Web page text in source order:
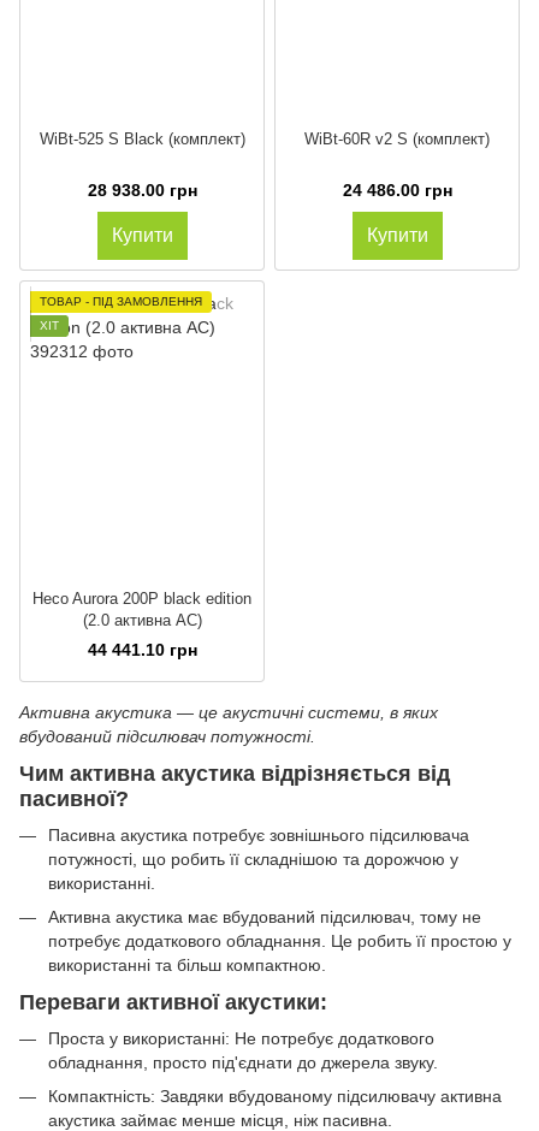
WiBt-525 S Black (комплект)
28 938.00 грн
Купити
WiBt-60R v2 S (комплект)
24 486.00 грн
Купити
ТОВАР - ПІД ЗАМОВЛЕННЯ
ХІТ
Heco Aurora 200P black edition
(2.0 активна АС)
44 441.10 грн
Активна акустика — це акустичні системи, в яких
вбудований підсилювач потужності.
Чим активна акустика відрізняється від
пасивної?
Пасивна акустика потребує зовнішнього підсилювача
потужності, що робить її складнішою та дорожчою у
використанні.
Активна акустика має вбудований підсилювач, тому не
потребує додаткового обладнання. Це робить її простою у
використанні та більш компактною.
Переваги активної акустики:
Проста у використанні: Не потребує додаткового
обладнання, просто під'єднати до джерела звуку.
Компактність: Завдяки вбудованому підсилювачу активна
акустика займає менше місця, ніж пасивна.